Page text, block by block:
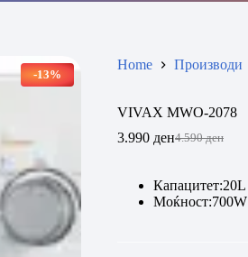
-13%
Home Производи
VIVAX MWO-2078
4.590ден
Original
4.590 ден.
3.990 денCurrent
3.990 ден.
Кaпацитет:20L
Моќност:700W